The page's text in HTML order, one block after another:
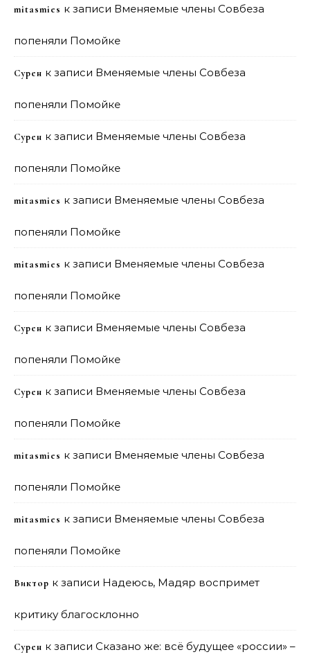
mitasmies к записи Вменяемые члены Совбеза
попеняли Помойке
Сурен к записи Вменяемые члены Совбеза
попеняли Помойке
Сурен к записи Вменяемые члены Совбеза
попеняли Помойке
mitasmies к записи Вменяемые члены Совбеза
попеняли Помойке
mitasmies к записи Вменяемые члены Совбеза
попеняли Помойке
Сурен к записи Вменяемые члены Совбеза
попеняли Помойке
Сурен к записи Вменяемые члены Совбеза
попеняли Помойке
mitasmies к записи Вменяемые члены Совбеза
попеняли Помойке
mitasmies к записи Вменяемые члены Совбеза
попеняли Помойке
Виктор к записи Надеюсь, Мадяр воспримет
критику благосклонно
Сурен к записи Сказано же: всё будущее «россии» –